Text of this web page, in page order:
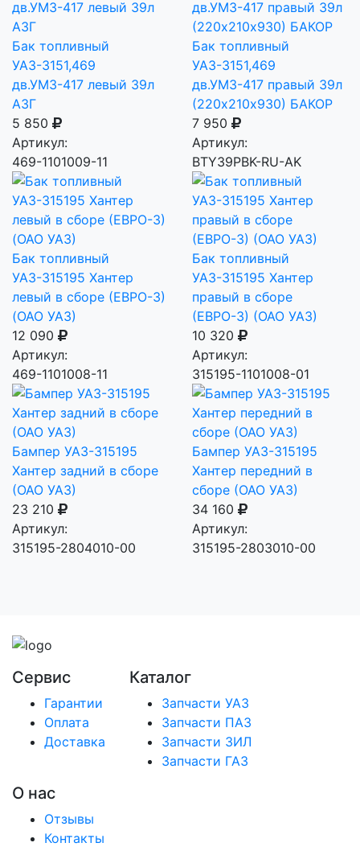
Бак топливный
УАЗ-3151,469
дв.УМЗ-417 левый 39л
АЗГ
5 850
Артикул:
469-1101009-11
Бак топливный
УАЗ-3151,469
дв.УМЗ-417 правый 39л
(220х210х930) БАКОР
7 950
Артикул:
BTY39PBK-RU-AK
Бак топливный
УАЗ-315195 Хантер
левый в сборе (ЕВРО-3)
(ОАО УАЗ)
12 090
Артикул:
469-1101008-11
Бак топливный
УАЗ-315195 Хантер
правый в сборе
(ЕВРО-3) (ОАО УАЗ)
10 320
Артикул:
315195-1101008-01
Бампер УАЗ-315195
Хантер задний в сборе
(ОАО УАЗ)
23 210
Артикул:
315195-2804010-00
Бампер УАЗ-315195
Хантер передний в
сборе (ОАО УАЗ)
34 160
Артикул:
315195-2803010-00
Сервис
Гарантии
Оплата
Доставка
Каталог
Запчасти УАЗ
Запчасти ПАЗ
Запчасти ЗИЛ
Запчасти ГАЗ
О нас
Отзывы
Контакты